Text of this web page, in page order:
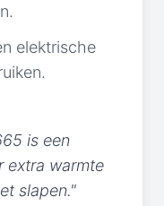
elektrische
is een
extra warmte
slapen."